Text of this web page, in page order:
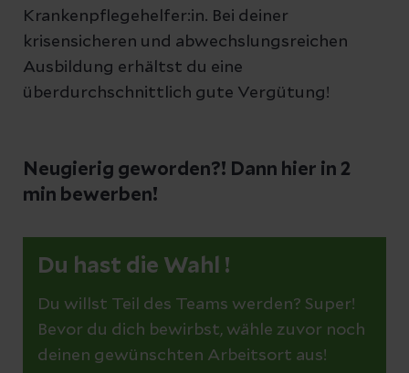
Krankenpflegehelfer:in. Bei deiner
krisensicheren und abwechslungsreichen
Ausbildung erhältst du eine
überdurchschnittlich gute Vergütung!
Neugierig geworden?! Dann hier in 2
min bewerben!
Du hast die Wahl !
Du willst Teil des Teams werden? Super!
Bevor du dich bewirbst, wähle zuvor noch
deinen gewünschten Arbeitsort aus!